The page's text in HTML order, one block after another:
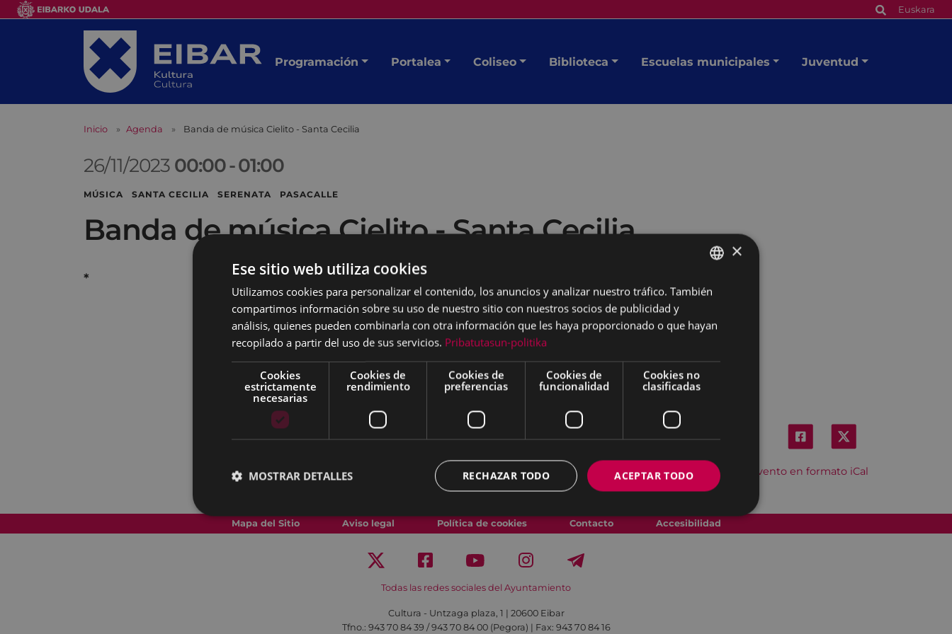
Euskara
Programación Portalea Coliseo Biblioteca Escuelas municipales Juventud
Inicio Agenda Banda de música Cielito - Santa Cecilia
26/11/2023 00:00-01:00
MÚSICA SANTA CECILIA SERENATA PASACALLE
Banda de música Cielito - Santa Cecilia
*
Descargar el evento en formato iCal
Mapa del Sitio Aviso legal Política de cookies Contacto Accesibilidad
Todas las redes sociales del Ayuntamiento
Cultura - Untzaga plaza, 1 | 20600 Eibar
Tfno.: 943 70 84 39 / 943 70 84 00 (Pegora) | Fax: 943 70 84 16
BASQUE
×
Ese sitio web utiliza cookies
Utilizamos cookies para personalizar el contenido, los anuncios y analizar nuestro tráfico. También
compartimos información sobre su uso de nuestro sitio con nuestros socios de publicidad y
análisis, quienes pueden combinarla con otra información que les haya proporcionado o que hayan
recopilado a partir del uso de sus servicios. Pribatutasun-politika
Cookies
estrictamente
necesarias
Cookies de
rendimiento
Cookies de
preferencias
Cookies de
funcionalidad
Cookies no
clasificadas
ACEPTAR TODO
RECHAZAR TODO
MOSTRAR DETALLES